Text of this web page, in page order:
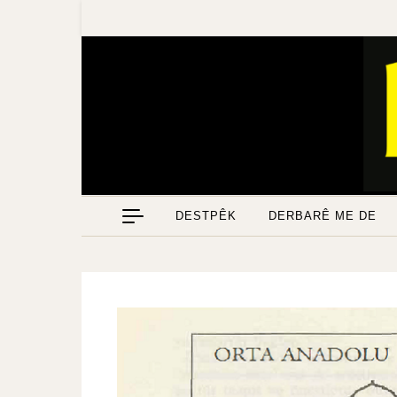
DESTPÊK DERBARÊ ME DE